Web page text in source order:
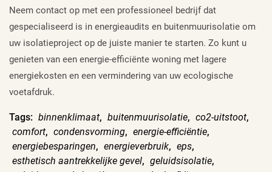
Neem contact op met een professioneel bedrijf dat
gespecialiseerd is in energieaudits en buitenmuurisolatie om
uw isolatieproject op de juiste manier te starten. Zo kunt u
genieten van een energie-efficiënte woning met lagere
energiekosten en een vermindering van uw ecologische
voetafdruk.
Tags: binnenklimaat, buitenmuurisolatie, co2-uitstoot,
comfort, condensvorming, energie-efficiëntie,
energiebesparingen, energieverbruik, eps,
esthetisch aantrekkelijke gevel, geluidsisolatie,